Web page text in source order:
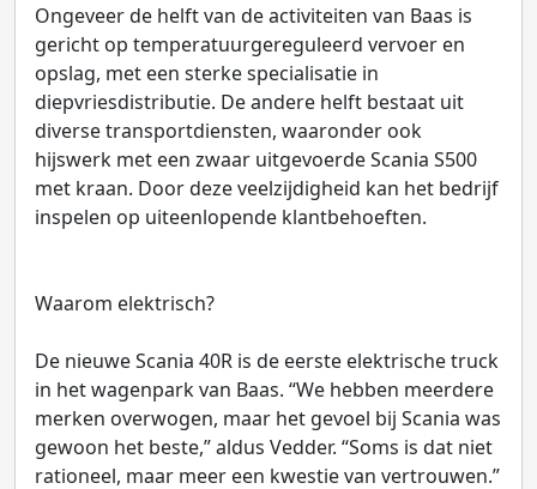
Ongeveer de helft van de activiteiten van Baas is
gericht op temperatuurgereguleerd vervoer en
opslag, met een sterke specialisatie in
diepvriesdistributie. De andere helft bestaat uit
diverse transportdiensten, waaronder ook
hijswerk met een zwaar uitgevoerde Scania S500
met kraan. Door deze veelzijdigheid kan het bedrijf
inspelen op uiteenlopende klantbehoeften.
Waarom elektrisch?
De nieuwe Scania 40R is de eerste elektrische truck
in het wagenpark van Baas. “We hebben meerdere
merken overwogen, maar het gevoel bij Scania was
gewoon het beste,” aldus Vedder. “Soms is dat niet
rationeel, maar meer een kwestie van vertrouwen.”